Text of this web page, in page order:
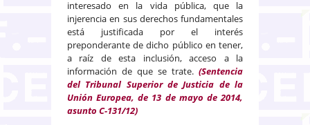
interesado en la vida pública, que la
injerencia en sus derechos fundamentales
está justificada por el interés
preponderante de dicho público en tener,
a raíz de esta inclusión, acceso a la
información de que se trate. (Sentencia
del Tribunal Superior de Justicia de la
Unión Europea, de 13 de mayo de 2014,
asunto C-131/12)